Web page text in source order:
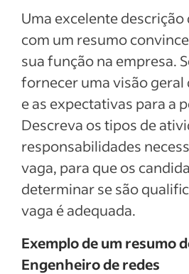
Uma excelente descrição
com um resumo
sua função na empresa.
fornecer uma visão geral
e as expectativas para a
Descreva os tipos de
responsabilidades
vaga, para que os
determinar se são
vaga é adequada.
Exemplo de um resumo
Engenheiro de redes